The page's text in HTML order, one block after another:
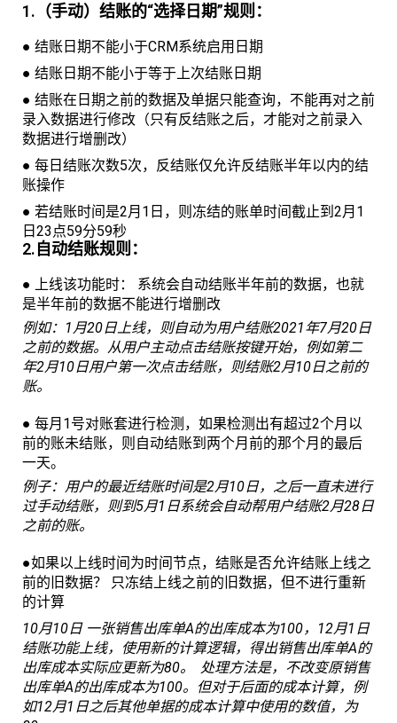
1.（手动）结账的“选择日期”规则：
● 结账日期不能小于CRM系统启用日期
● 结账日期不能小于等于上次结账日期
● 结账在日期之前的数据及单据只能查询，不能再对之前
录入数据进行修改（只有反结账之后，才能对之前录入
数据进行增删改）
● 每日结账次数5次，反结账仅允许反结账半年以内的结
账操作
● 若结账时间是2月1日，则冻结的账单时间截止到2月1
日23点59分59秒
2.自动结账规则：
● 上线该功能时： 系统会自动结账半年前的数据，也就
是半年前的数据不能进行增删改
例如：1月20日上线，则自动为用户结账2021年7月20日
之前的数据。从用户主动点击结账按键开始，例如第二
年2月10日用户第一次点击结账，则结账2月10日之前的
账。
● 每月1号对账套进行检测，如果检测出有超过2个月以
前的账未结账，则自动结账到两个月前的那个月的最后
一天。
例子：用户的最近结账时间是2月10日，之后一直未进行
过手动结账，则到5月1日系统会自动帮用户结账2月28日
之前的账。
●如果以上线时间为时间节点，结账是否允许结账上线之
前的旧数据？ 只冻结上线之前的旧数据，但不进行重新
的计算
10月10日 一张销售出库单A的出库成本为100，12月1日
结账功能上线，使用新的计算逻辑，得出销售出库单A的
出库成本实际应更新为80。
处理方法是，不改变原销售
出库单A的出库成本为100。但对于后面的成本计算，例
如12月1日之后其他单据的成本计算中使用的数值，为